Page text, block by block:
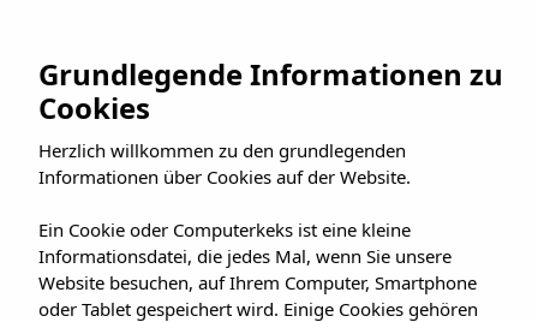
springenGrundlegende Informationen zu
Cookies
Herzlich willkommen zu den grundlegenden
Informationen über Cookies auf der Website.
Ein Cookie oder Computerkeks ist eine kleine
Informationsdatei, die jedes Mal, wenn Sie unsere
Website besuchen, auf Ihrem Computer, Smartphone
oder Tablet gespeichert wird. Einige Cookies gehören